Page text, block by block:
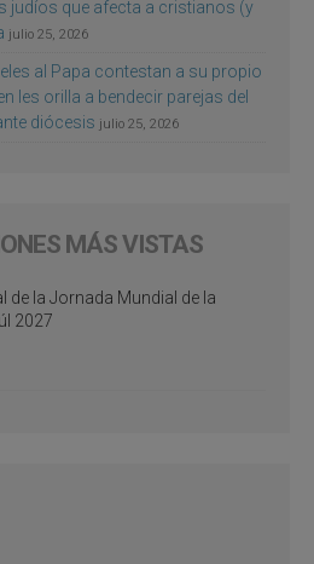
judíos que afecta a cristianos (y
julio 25, 2026
al Papa contestan a su propio
les orilla a bendecir parejas del
diócesis julio 25, 2026
MÁS VISTAS
de la Jornada Mundial de la
2027